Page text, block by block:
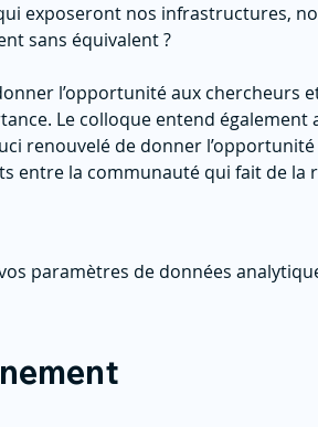
exposeront nos infrastructures,
sans équivalent ?
l’opportunité aux chercheurs
Le colloque entend
renouvelé de donner
entre la communauté qui fait de
paramètres de données